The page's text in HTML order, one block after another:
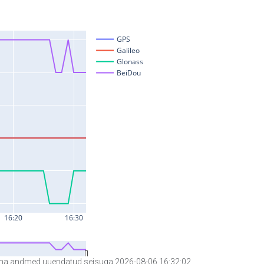
andmed uuendatud seisuga 2026-08-06 16:32:02